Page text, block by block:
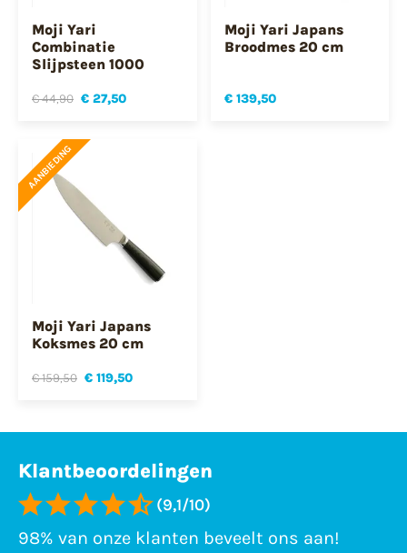
Moji Yari
Combinatie
Slijpsteen 1000
€ 44,90 € 27,50
Moji Yari Japans
Broodmes 20 cm
€ 139,50
AANBIEDING
Moji Yari Japans
Koksmes 20 cm
€ 159,50 € 119,50
Klantbeoordelingen
(9,1/10)
98% van onze klanten beveelt ons aan!